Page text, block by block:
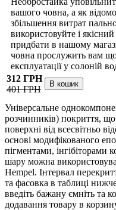
вашого човна, а як
збільшення витрат
використовуйте і
придбати в нашому
човна прослужить вам
експлуатації у солоній
312 ГРН
401 ГРН
Універсальне
розчинників) покриття, що
поверхні від всесвітньо
основі модифікованого
пігментами, інгібіторами
шару можна
Hempel. Інтервал
та фасовка в таблиці
введіть бажану ємніть та
додавання товару в